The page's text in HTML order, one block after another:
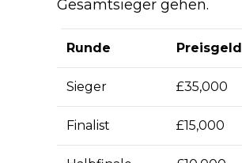
Gesamtsieger gehen.
Runde Preisgeld
Sieger £35,000
Finalist £15,000